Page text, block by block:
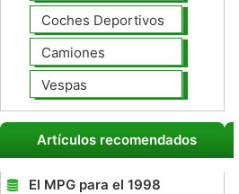
Coches Deportivos
Camiones
Vespas
Artículos recomendados
El MPG para el 1998